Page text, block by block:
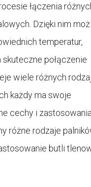
łączenia
Dzięki nim
temperatur,
połączenie
wiele różnych
każdy ma swoje
cechy i
różne rodzaje
butli